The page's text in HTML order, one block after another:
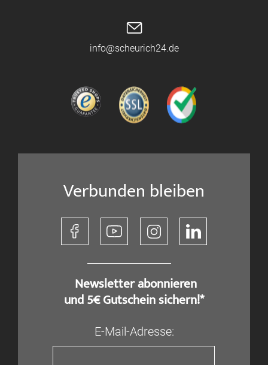
info@scheurich24.de
Verbunden bleiben
​ Newsletter abonnieren
und 5€ Gutschein sichern!*
E-Mail-Adresse: